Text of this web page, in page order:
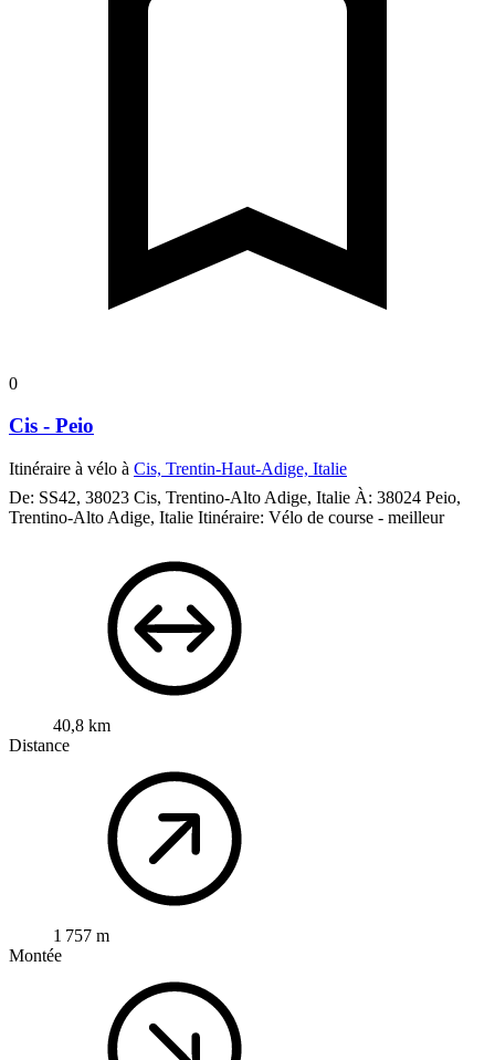
0
Cis - Peio
Itinéraire à vélo à Cis, Trentin-Haut-Adige, Italie
De: SS42, 38023 Cis, Trentino-Alto Adige, Italie À: 38024 Peio,
Trentino-Alto Adige, Italie Itinéraire: Vélo de course - meilleur
40,8 km
Distance
1 757 m
Montée